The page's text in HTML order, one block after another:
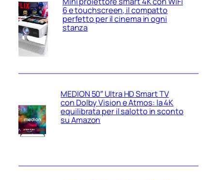
6 e touchscreen, il compatto
perfetto per il cinema in ogni
stanza
MEDION 50″ Ultra HD Smart TV
con Dolby Vision e Atmos: la 4K
equilibrata per il salotto in sconto
su Amazon